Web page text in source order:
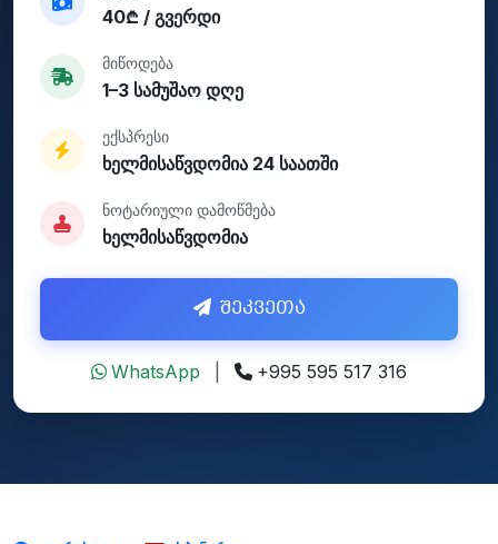
40₾ / გვერდი
მიწოდება
1–3 სამუშაო დღე
ექსპრესი
ხელმისაწვდომია 24 საათში
ნოტარიული დამოწმება
ხელმისაწვდომია
შეკვეთა
WhatsApp +995 595 517 316